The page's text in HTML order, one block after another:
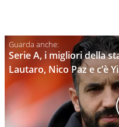
Serie A, i migliori della
Lautaro, Nico Paz e c’è